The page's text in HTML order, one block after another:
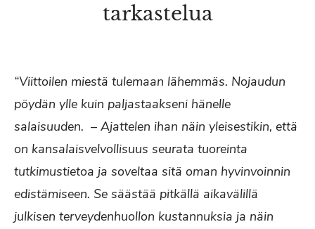
tarkastelua
“Viittoilen miestä tulemaan lähemmäs. Nojaudun
pöydän ylle kuin paljastaakseni hänelle
salaisuuden. – Ajattelen ihan näin yleisestikin, että
on kansalaisvelvollisuus seurata tuoreinta
tutkimustietoa ja soveltaa sitä oman hyvinvoinnin
edistämiseen. Se säästää pitkällä aikavälillä
julkisen terveydenhuollon kustannuksia ja näin